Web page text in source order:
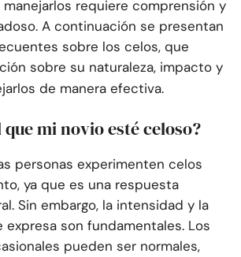
requiere comprensión y
A continuación se presentan
sobre los celos, que
sobre su naturaleza, impacto y
de manera efectiva.
mi novio esté celoso?
personas experimenten celos
ya que es una respuesta
Sin embargo, la intensidad y la
expresa son fundamentales. Los
pueden ser normales,